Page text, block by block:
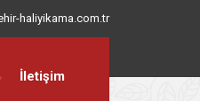
haliyikama.com.tr
İletişim